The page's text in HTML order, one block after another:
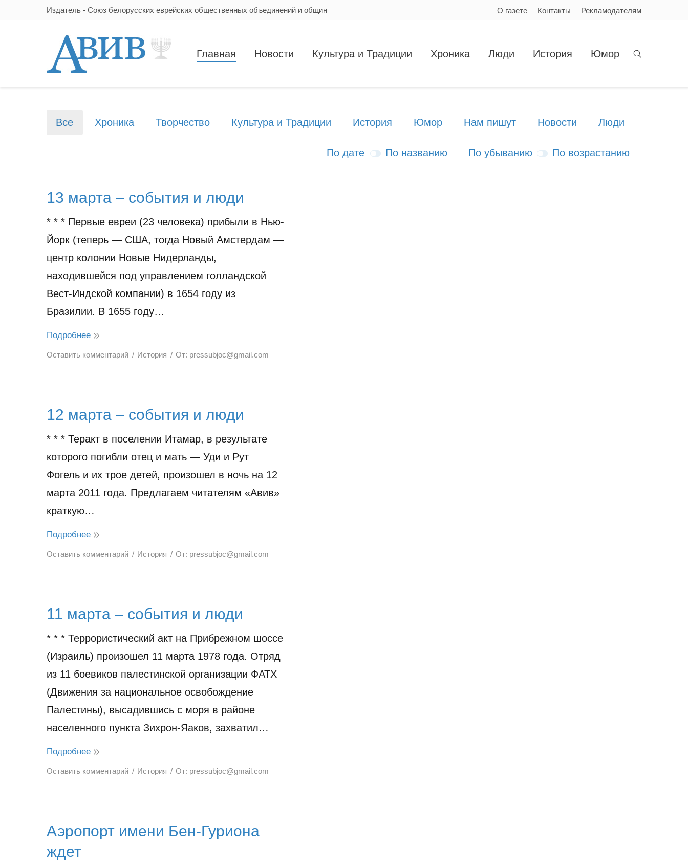
Издатель - Союз белорусских еврейских общественных объединений и общин О газете Контакты Рекламодателям
Главная Новости Культура и Традиции Хроника Люди История Юмор
Все Хроника Творчество Культура и Традиции История Юмор Нам пишут Новости Люди
По дате По названию По убыванию По возрастанию
13 марта – события и люди
* * * Первые евреи (23 человека) прибыли в Нью-
Йорк (теперь — США, тогда Новый Амстердам —
центр колонии Новые Нидерланды,
находившейся под управлением голландской
Вест-Индской компании) в 1654 году из
Бразилии. В 1655 году…
Подробнее
Оставить комментарий История От: pressubjoc@gmail.com
12 марта – события и люди
* * * Теракт в поселении Итамар, в результате
которого погибли отец и мать — Уди и Рут
Фогель и их трое детей, произошел в ночь на 12
марта 2011 года. Предлагаем читателям «Авив»
краткую…
Подробнее
Оставить комментарий История От: pressubjoc@gmail.com
11 марта – события и люди
* * * Террористический акт на Прибрежном шоссе
(Израиль) произошел 11 марта 1978 года. Отряд
из 11 боевиков палестинской организации ФАТХ
(Движения за национальное освобождение
Палестины), высадившись с моря в районе
населенного пункта Зихрон-Яаков, захватил…
Подробнее
Оставить комментарий История От: pressubjoc@gmail.com
Аэропорт имени Бен-Гуриона
ждет